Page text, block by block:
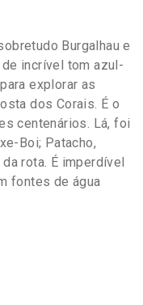
Burgalhau e
de incrível tom azul-
explorar as
dos Corais. É o
centenários. Lá, foi
Boi; Patacho,
rota. É imperdível
fontes de água